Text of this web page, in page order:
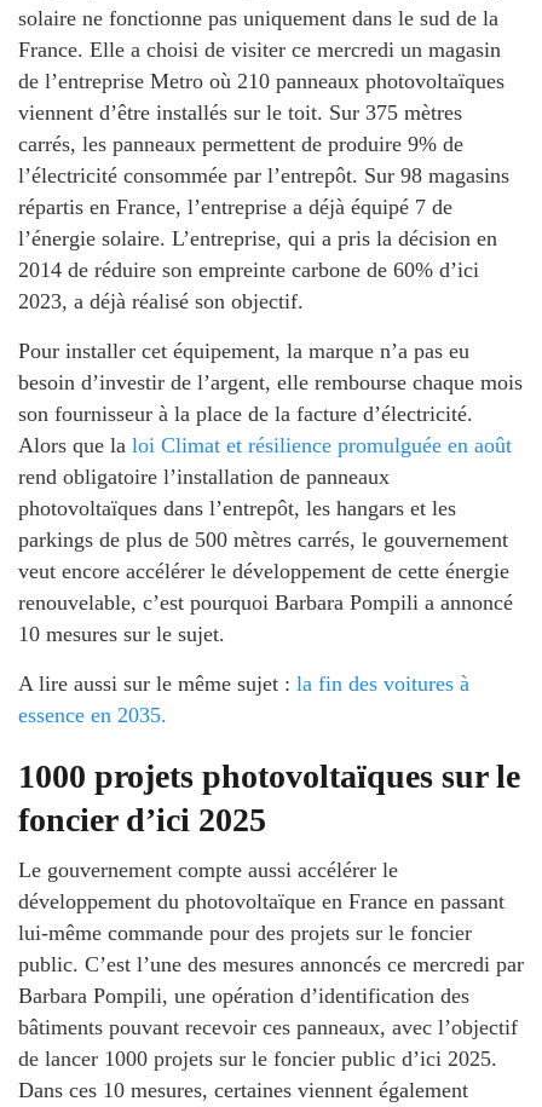
solaire ne fonctionne pas uniquement dans le sud de la
France. Elle a choisi de visiter ce mercredi un magasin
de l’entreprise Metro où 210 panneaux photovoltaïques
viennent d’être installés sur le toit. Sur 375 mètres
carrés, les panneaux permettent de produire 9% de
l’électricité consommée par l’entrepôt. Sur 98 magasins
répartis en France, l’entreprise a déjà équipé 7 de
l’énergie solaire. L’entreprise, qui a pris la décision en
2014 de réduire son empreinte carbone de 60% d’ici
2023, a déjà réalisé son objectif.
Pour installer cet équipement, la marque n’a pas eu
besoin d’investir de l’argent, elle rembourse chaque mois
son fournisseur à la place de la facture d’électricité.
Alors que la loi Climat et résilience promulguée en août
rend obligatoire l’installation de panneaux
photovoltaïques dans l’entrepôt, les hangars et les
parkings de plus de 500 mètres carrés, le gouvernement
veut encore accélérer le développement de cette énergie
renouvelable, c’est pourquoi Barbara Pompili a annoncé
10 mesures sur le sujet.
A lire aussi sur le même sujet : la fin des voitures à
essence en 2035.
1000 projets photovoltaïques sur le
foncier d’ici 2025
Le gouvernement compte aussi accélérer le
développement du photovoltaïque en France en passant
lui-même commande pour des projets sur le foncier
public. C’est l’une des mesures annoncés ce mercredi par
Barbara Pompili, une opération d’identification des
bâtiments pouvant recevoir ces panneaux, avec l’objectif
de lancer 1000 projets sur le foncier public d’ici 2025.
Dans ces 10 mesures, certaines viennent également